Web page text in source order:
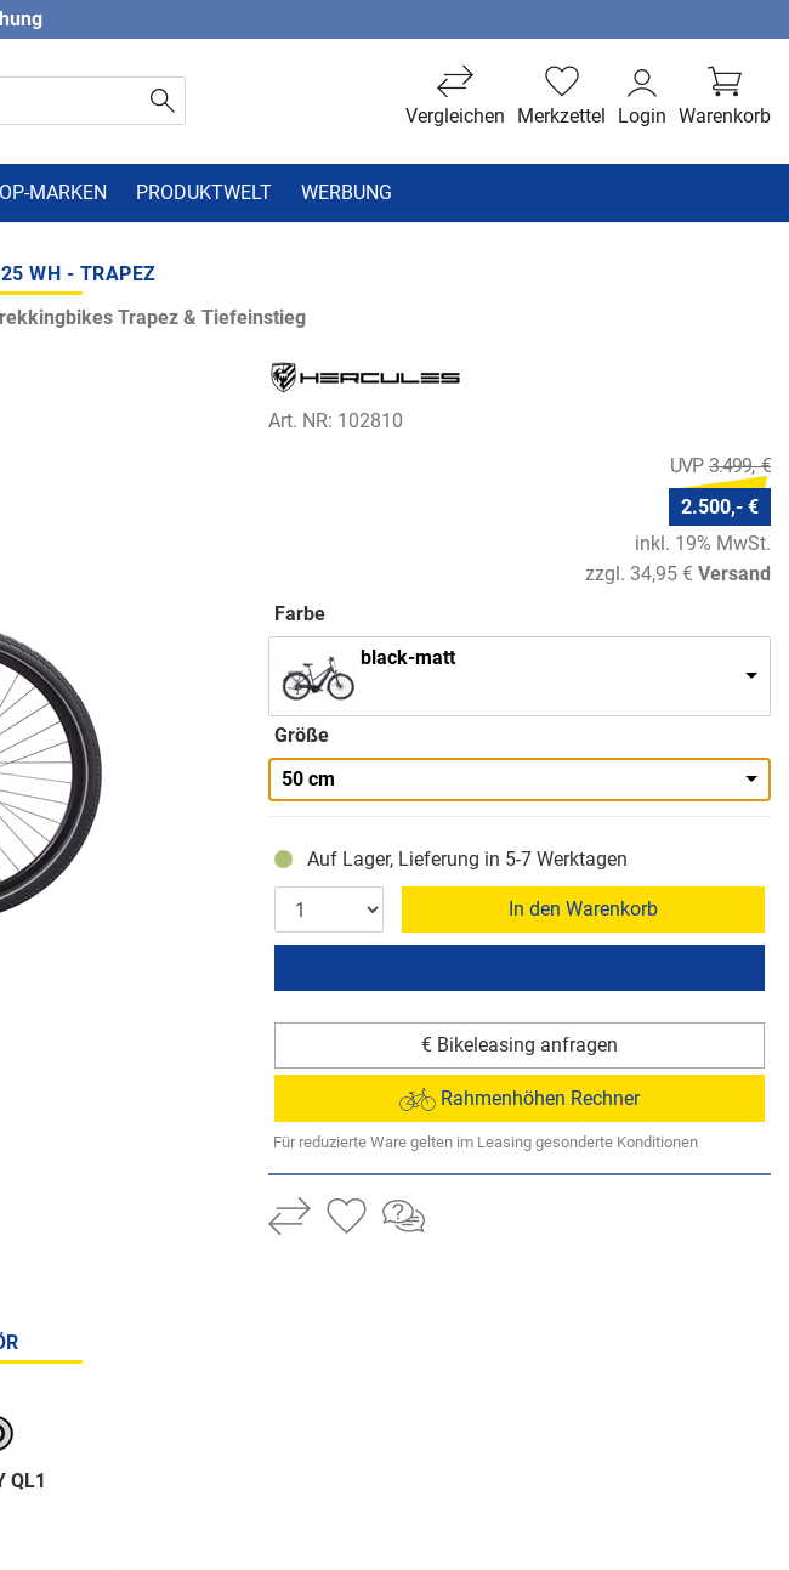
Warenkorb
Login
Merkzettel
Vergleichen
MARKEN PRODUKTWELT WERBUNG
WH - TRAPEZ
Trapez & Tiefeinstieg
Art. NR: 102810
3.499,- €
2.500,- €
inkl. 19% MwSt.
zzgl. 34,95 € Versand
Farbe
black-matt
Größe
50 cm
Auf Lager, Lieferung in 5-7 Werktagen
In den Warenkorb
€ Bikeleasing anfragen
Rahmenhöhen Rechner
Für reduzierte Ware gelten im Leasing gesonderte Konditionen
QL1